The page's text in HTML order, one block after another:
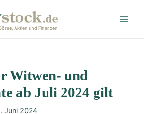
Aktien und Finanzen
Witwen- und
ab Juli 2024 gilt
Juni 2024